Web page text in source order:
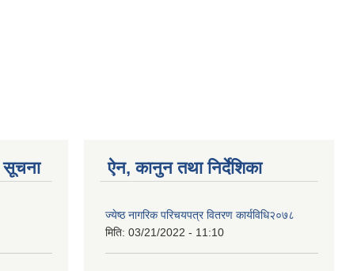
सूचना ऐन, कानुन तथा निर्देशिका
ज्येष्ठ नागरिक परिचयपत्र वितरण कार्यविधि२०७८
मिति: 03/21/2022 - 11:10